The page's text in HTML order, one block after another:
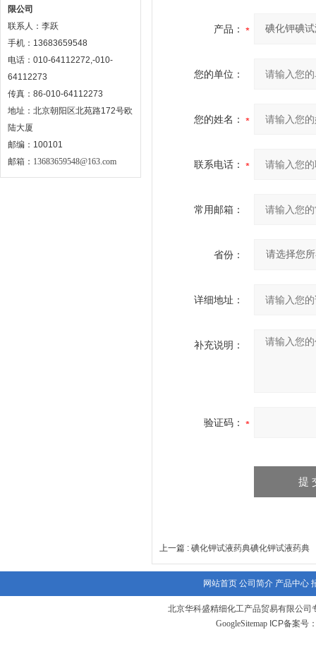
限公司
联系人：李跃
手机：13683659548
电话：010-64112272,-010-
64112273
传真：86-010-64112273
地址：北京朝阳区北苑路172号欧
陆大厦
邮编：100101
邮箱： 13683659548@163.com
产品：
您的单位：
您的姓名：
联系电话：
常用邮箱：
省份：
详细地址：
补充说明：
验证码：
上一篇 : 碘化钾试液药典碘化钾试液药典
网站首页 公司简介 产品中心
北京华科盛精细化工产品贸易有限公
GoogleSitemap ICP备案号